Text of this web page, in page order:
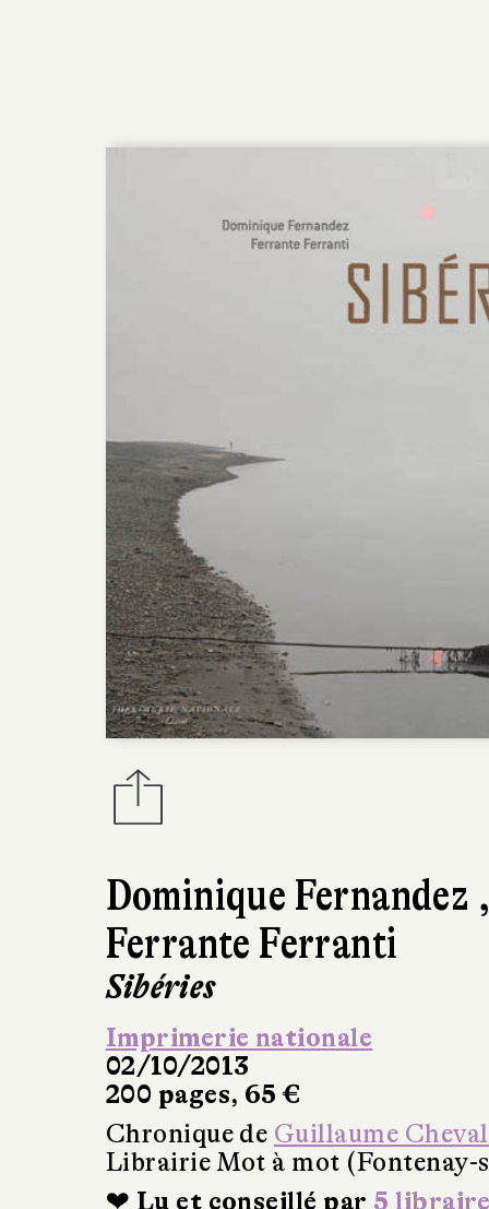
Dominique Fernandez
Ferrante Ferranti
Sibéries
Imprimerie nationale
02/10/2013
200 pages, 65 €
Chronique de Guillaume
Librairie Mot à mot (Fontenay-
❤ Lu et conseillé par 5